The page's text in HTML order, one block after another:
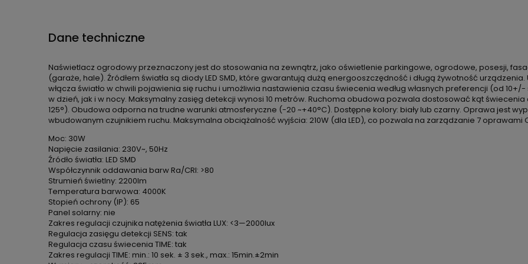
Dane techniczne
Naświetlacz ogrodowy przeznaczony jest do stosowania na zewnątrz, jako oświetlenie parkingowe, ogrodowe, posesji,
(garaże, hale). Źródłem światła są diody LED SMD, które gwarantują dużą energooszczędność i długą żywotność
włącza światło w chwili pojawienia się ruchu i umożliwia nastawienia czasu świecenia według własnych preferencji (od
w dzień, jak i w nocy. Maksymalny zasięg detekcji wynosi 10 metrów. Ruchoma obudowa pozwala dostosować kąt
125°). Obudowa odporna na trudne warunki atmosferyczne (-20 ~+40°C). Dostępne kolory: biały lub czarny. Oprawa jest
wbudowanym czujnikiem ruchu. Maksymalna obciążalność wyjścia: 210W (dla LED), co pozwala na zarządzanie 7 oprawami
Moc: 30W
Napięcie zasilania: 230V~, 50Hz
Źródło światła: LED SMD
Współczynnik oddawania barw Ra/CRI: >80
Strumień świetlny: 2200lm
Temperatura barwowa: 4000K
Stopień ochrony (IP): 65
Panel solarny: nie
Zakres regulacji czujnika natężenia światła LUX: <3—2000lux
Regulacja zasięgu detekcji SENS: tak
Regulacja czasu świecenia TIME: tak
Zakres regulacji TIME: min.: 10 sek. ± 3 sek., max.: 15min.±2min